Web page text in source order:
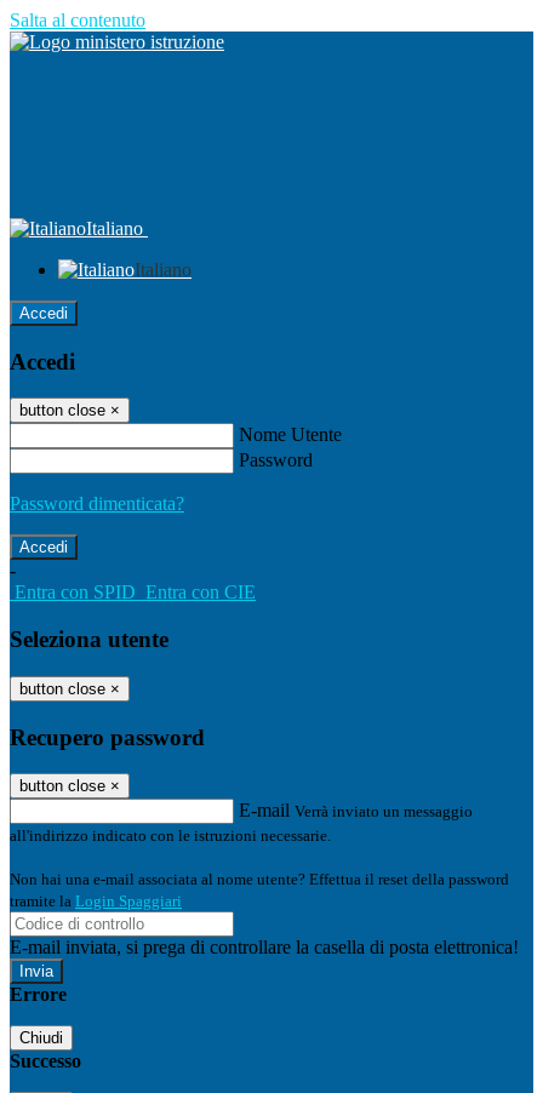
Salta al contenuto
Italiano
Italiano
Accedi
Accedi
button close ×
Nome Utente
Password
Password dimenticata?
-
Entra con SPID Entra con CIE
Seleziona utente
button close ×
Recupero password
button close ×
E-mail Verrà inviato un messaggio
all'indirizzo indicato con le istruzioni necessarie.
Non hai una e-mail associata al nome utente? Effettua il reset della password
tramite la Login Spaggiari
E-mail inviata, si prega di controllare la casella di posta elettronica!
Errore
Chiudi
Successo